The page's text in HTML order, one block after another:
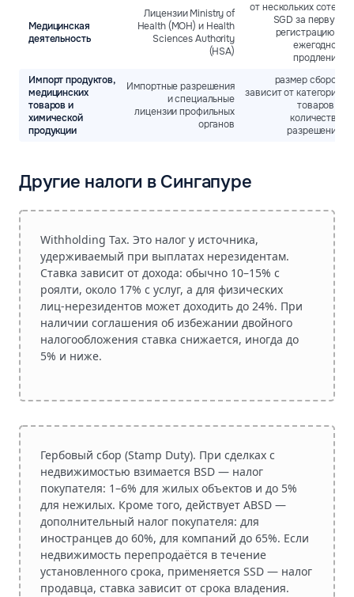
Медицинская
деятельность
Лицензии Ministry of
Health (MOH) и Health
Sciences Authority
(HSA)
от нескольких сотен
SGD за первую
регистрацию и
ежегодное
продление
Импорт продуктов,
медицинских
товаров и
химической
продукции
Импортные разрешения
и специальные
лицензии профильных
органов
размер сборов
зависит от категории
товаров и
количества
разрешений
Другие налоги в Сингапуре
Withholding Tax. Это налог у источника,
удерживаемый при выплатах нерезидентам.
Ставка зависит от дохода: обычно 10–15% с
роялти, около 17% с услуг, а для физических
лиц‑нерезидентов может доходить до 24%. При
наличии соглашения об избежании двойного
налогообложения ставка снижается, иногда до
5% и ниже.
Гербовый сбор (Stamp Duty). При сделках с
недвижимостью взимается BSD — налог
покупателя: 1–6% для жилых объектов и до 5%
для нежилых. Кроме того, действует ABSD —
дополнительный налог покупателя: для
иностранцев до 60%, для компаний до 65%. Если
недвижимость перепродаётся в течение
установленного срока, применяется SSD — налог
продавца, ставка зависит от срока владения.